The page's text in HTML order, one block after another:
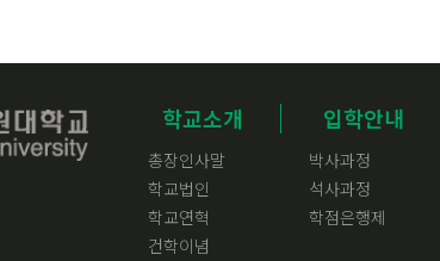
학교소개
총장인사말
학교법인
학교연혁
건학이념
입학안내
박사과정
석사과정
학점은행제